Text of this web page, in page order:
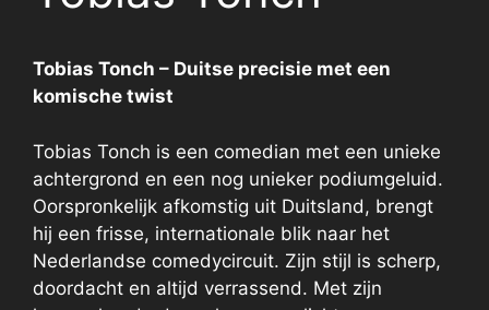
Tobias Tonch – Duitse precisie met een
komische twist
Tobias Tonch is een comedian met een unieke
achtergrond en een nog unieker podiumgeluid.
Oorspronkelijk afkomstig uit Duitsland, brengt
hij een frisse, internationale blik naar het
Nederlandse comedycircuit. Zijn stijl is scherp,
doordacht en altijd verrassend. Met zijn